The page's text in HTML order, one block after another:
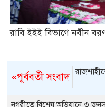
রাবি ইইই বিভাগে নবীন
«পূর্ববর্তী সংবাদ
নগরীতে বিশেষ অভিযানে ৩